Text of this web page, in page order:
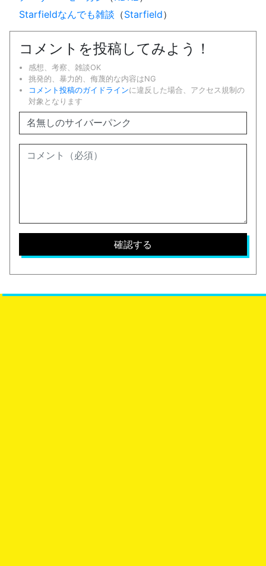
Starfieldなんでも雑談 （Starfield）
コメントを投稿してみよう！
感想、考察、雑談OK
挑発的、暴力的、侮蔑的な内容はNG
コメント投稿のガイドラインに違反した場合、アクセス規制の
対象となります